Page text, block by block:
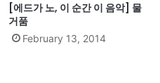
[에드가 노, 이 순간 이 음악] 물
거품
February 13, 2014